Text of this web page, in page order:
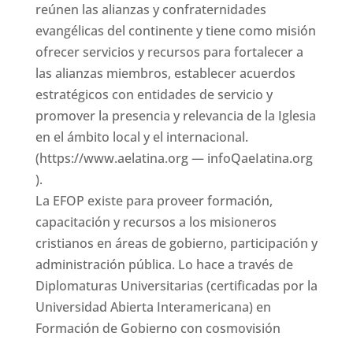
reúnen las alianzas y confraternidades
evangélicas del continente y tiene como misión
ofrecer servicios y recursos para fortalecer a
las alianzas miembros, establecer acuerdos
estratégicos con entidades de servicio y
promover la presencia y relevancia de la Iglesia
en el ámbito local y el internacional.
(https://www.aelatina.org — infoQaeIatina.org
).
La EFOP existe para proveer formación,
capacitación y recursos a los misioneros
cristianos en áreas de gobierno, participación y
administración pública. Lo hace a través de
Diplomaturas Universitarias (certificadas por la
Universidad Abierta Interamericana) en
Formación de Gobierno con cosmovisión